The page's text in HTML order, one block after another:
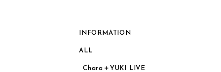
INFORMATION
ALL
Chara＋YUKI LIVE